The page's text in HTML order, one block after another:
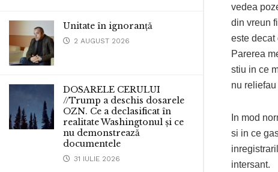
Unitate în ignoranță
2 AUGUST 2026
DOSARELE CERULUI
//Trump a deschis dosarele
OZN. Ce a declasificat în
realitate Washingtonul și ce
nu demonstrează
documentele
31 IULIE 2026
vedea
din vreun
este decat
Parerea
stiu in ce
nu
In mod
si in ce
intersant.